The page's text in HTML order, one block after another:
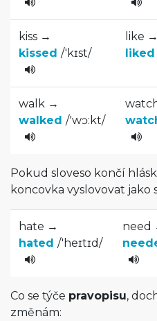
kiss →
kissed /'kɪst/
like →
liked
walk →
walked /'wɔ:kt/
Pokud sloveso končí
koncovka vyslovovat jako
hate →
hated /'heɪtɪd/­
need
Co se týče pravopisu,
změnám: